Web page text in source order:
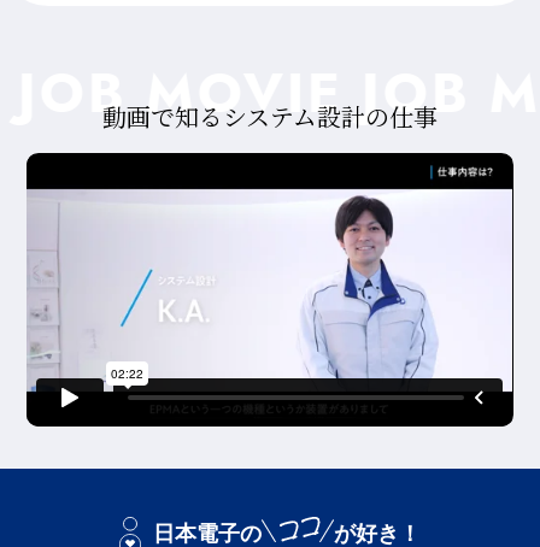
MOVIE JOB
動画で知るシステム設計の仕事
日本電子の が好き！